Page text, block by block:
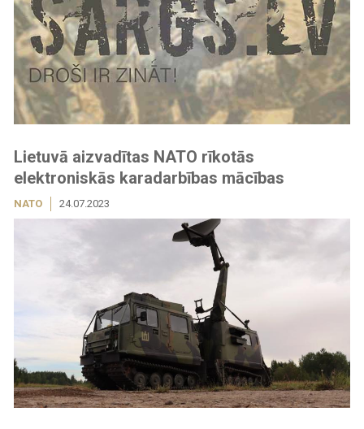
Lietuvā aizvadītas NATO rīkotās
elektroniskās karadarbības mācības
NATO 24.07.2023